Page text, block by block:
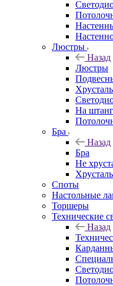
Люстры
Назад
Люстры
На
Бра
Назад
Бра
Не
Споты
Настольные
Торшеры
Технические
Назад